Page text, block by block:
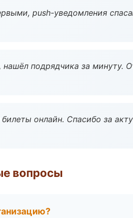
push-уведомления
нашёл подрядчика за минуту.
онлайн. Спасибо за
вопросы